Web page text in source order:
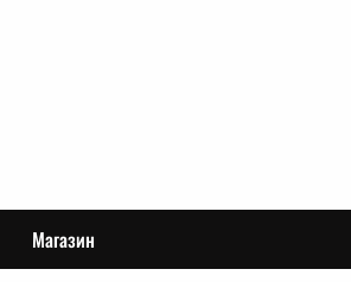
Магазин